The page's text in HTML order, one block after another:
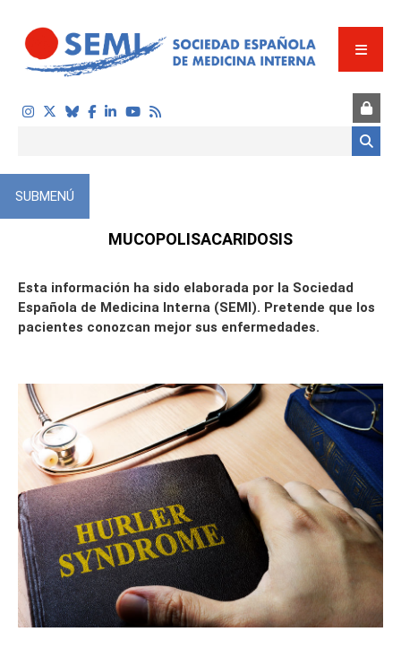
MUCOPOLISACARIDOSIS
SUBMENÚ
Esta información ha sido elaborada por la Sociedad
Española de Medicina Interna (SEMI). Pretende que los
pacientes conozcan mejor sus enfermedades.